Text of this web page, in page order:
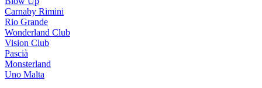
Carnaby Rimini
Rio Grande
Wonderland Club
Vision Club
Pascià
Monsterland
Uno Malta